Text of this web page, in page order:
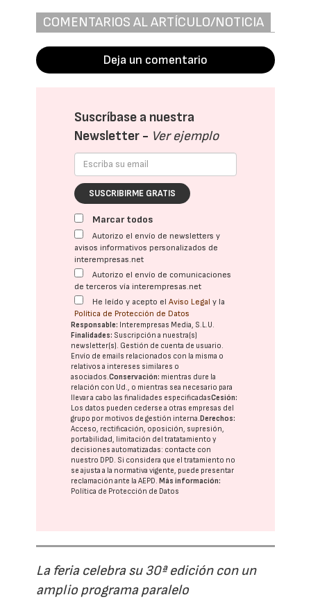
COMENTARIOS AL ARTÍCULO/NOTICIA
Deja un comentario
Suscríbase a nuestra
Newsletter - Ver ejemplo
SUSCRIBIRME GRATIS
Marcar todos
Autorizo el envío de newsletters y
avisos informativos personalizados de
interempresas.net
Autorizo el envío de comunicaciones
de terceros vía interempresas.net
He leído y acepto elAviso Legal y la
Política de Protección de Datos
Responsable: Interempresas Media, S.L.U.
Finalidades: Suscripción a nuestra(s)
newsletter(s). Gestión de cuenta de usuario.
Envío de emails relacionados con la misma o
relativos a intereses similares o
asociados.Conservación: mientras dure la
relación con Ud., o mientras sea necesario para
llevar a cabo las finalidades especificadasCesión:
Los datos pueden cederse a otras empresas del
grupo por motivos de gestión interna.Derechos:
Acceso, rectificación, oposición, supresión,
portabilidad, limitación del tratatamiento y
decisiones automatizadas: contacte con
nuestro DPD . Si considera que el tratamiento no
se ajusta a la normativa vigente, puede presentar
reclamación ante laAEPD .Más información:
Política de Protección de Datos
La feria celebra su 30ª edición con un
amplio programa paralelo